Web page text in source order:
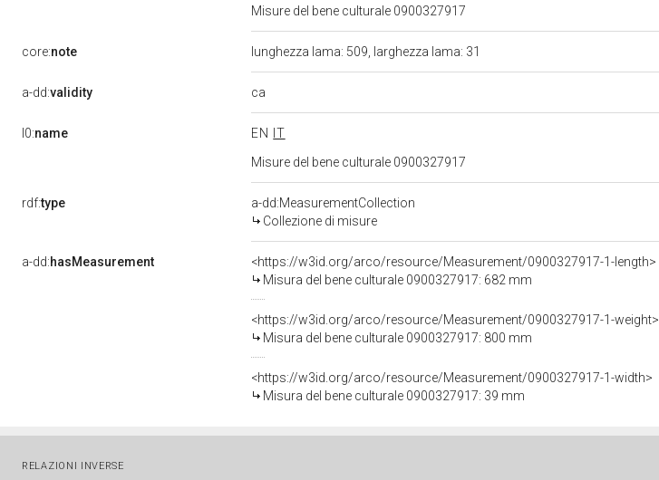
Misure del bene culturale 0900327917
core:note lunghezza lama: 509, larghezza lama: 31
a-dd:validity ca
l0:name EN
IT
Misure del bene culturale 0900327917
rdf:type
a-dd:MeasurementCollection
Collezione di misure
a-dd:hasMeasurement
<https://w3id.org/arco/resource/Measurement/0900327917-1-length>
Misura del bene culturale 0900327917: 682 mm
<https://w3id.org/arco/resource/Measurement/0900327917-1-weight>
Misura del bene culturale 0900327917: 800 mm
<https://w3id.org/arco/resource/Measurement/0900327917-1-width>
Misura del bene culturale 0900327917: 39 mm
RELAZIONI INVERSE